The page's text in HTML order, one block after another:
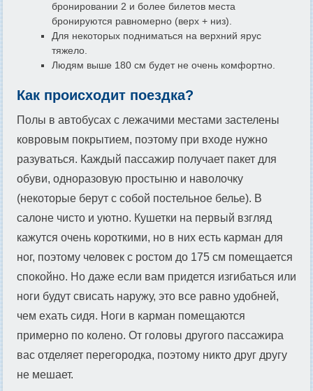
бронировании 2 и более билетов места
бронируются равномерно (верх + низ).
Для некоторых подниматься на верхний ярус
тяжело.
Людям выше 180 см будет не очень комфортно.
Как происходит поездка?
Полы в автобусах с лежачими местами застелены
ковровым покрытием, поэтому при входе нужно
разуваться. Каждый пассажир получает пакет для
обуви, одноразовую простыню и наволочку
(некоторые берут с собой постельное белье). В
салоне чисто и уютно. Кушетки на первый взгляд
кажутся очень короткими, но в них есть карман для
ног, поэтому человек с ростом до 175 см помещается
спокойно. Но даже если вам придется изгибаться или
ноги будут свисать наружу, это все равно удобней,
чем ехать сидя. Ноги в карман помещаются
примерно по колено. От головы другого пассажира
вас отделяет перегородка, поэтому никто друг другу
не мешает.